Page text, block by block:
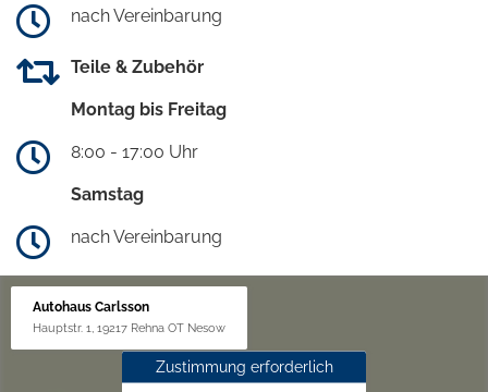
nach Vereinbarung
Teile & Zubehör
Montag bis Freitag
8:00 - 17:00 Uhr
Samstag
nach Vereinbarung
Autohaus Carlsson
Hauptstr. 1, 19217 Rehna OT Nesow
Zustimmung erforderlich